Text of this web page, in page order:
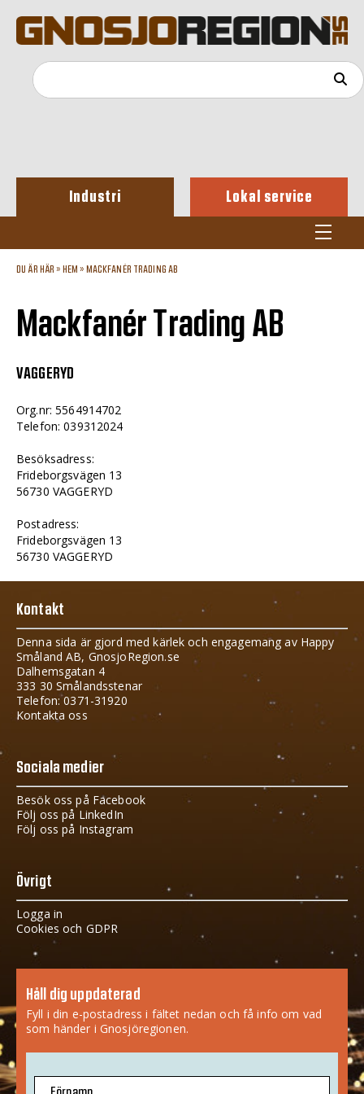
Industri Lokal service
DU ÄR HÄR » HEM » MACKFANÉR TRADING AB
Mackfanér Trading AB
VAGGERYD
Org.nr: 5564914702
Telefon: 039312024
Besöksadress:
Frideborgsvägen 13
56730 VAGGERYD
Postadress:
Frideborgsvägen 13
56730 VAGGERYD
Kontakt
Denna sida är gjord med kärlek och engagemang av Happy
Småland AB, GnosjoRegion.se
Dalhemsgatan 4
333 30 Smålandsstenar
Telefon: 0371-31920
Kontakta oss
Sociala medier
Besök oss på Facebook
Följ oss på LinkedIn
Följ oss på Instagram
Övrigt
Logga in
Cookies och GDPR
Håll dig uppdaterad
Fyll i din e-postadress i fältet nedan och få info om vad
som händer i Gnosjöregionen.